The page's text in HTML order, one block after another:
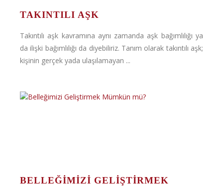
TAKINTILI AŞK
Takıntılı aşk kavramına aynı zamanda aşk bağımlılığı ya
da ilişki bağımlılığı da diyebiliriz. Tanım olarak takıntılı aşk;
kişinin gerçek yada ulaşılamayan ...
BELLEĞIMIZI GELIŞTIRMEK